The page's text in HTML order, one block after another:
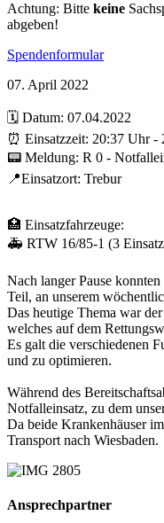
Achtung: Bitte keine
abgeben!
Spendenformular
07. April 2022
🗓️ Datum: 07.04.2022
⏰ Einsatzzeit: 20:37 Uhr -
📟 Meldung: R 0 -
📍Einsatzort: Trebur
🏥 Einsatzfahrzeuge:
🚑 RTW 16/85-1 (3
Nach langer Pause
Teil, an unserem
Das heutige Thema war
welches auf dem
Es galt die verschiedenen
und zu optimieren.
Während des
Notfalleinsatz, zu dem
Da beide Krankenhäuser
Transport nach Wiesbaden.
Ansprechpartner